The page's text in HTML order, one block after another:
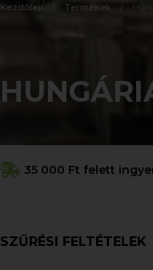
Kezdőlap Termékek
35 000 Ft felett
SZŰRÉSI FELTÉTELEK